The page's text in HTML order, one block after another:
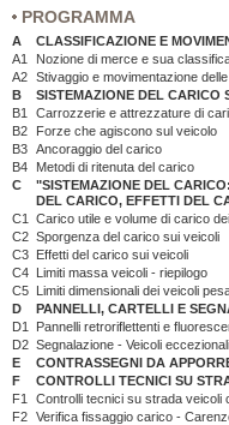
PROGRAMMA
A
CLASSIFICAZIONE E
A1
Nozione di merce e sua
A2 Stivaggio e movimentazione
B
SISTEMAZIONE DEL CARICO
B1
Carrozzerie e attrezzature di
B2
Forze che agiscono sul veicolo
B3 Ancoraggio del carico
B4
Metodi di ritenuta del carico
C
"SISTEMAZIONE DEL
DEL CARICO, EFFETTI DEL
C1
Carico utile e volume di carico
C2 Sporgenza del carico sui veicoli
C3 Effetti del carico sui veicoli
C4 Limiti massa veicoli - riepilogo
C5 Limiti dimensionali dei veicoli
D
PANNELLI, CARTELLI E
D1
Pannelli retroriflettenti e
D2 Segnalazione - Veicoli
E
CONTRASSEGNI DA
F
CONTROLLI TECNICI SU
F1
Controlli tecnici su strada veicoli
F2 Verifica fissaggio carico -